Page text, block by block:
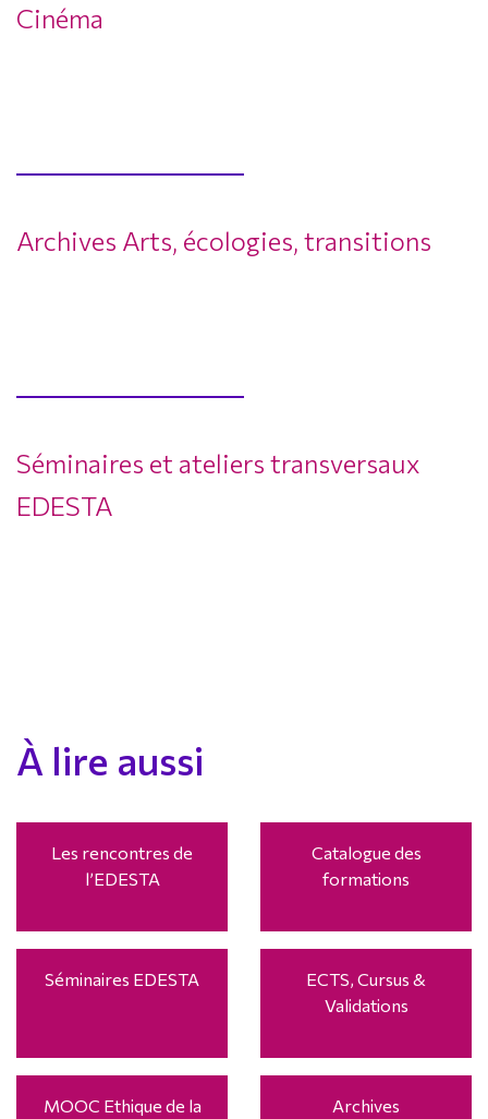
Cinéma
Archives Arts, écologies, transitions
Séminaires et ateliers transversaux
EDESTA
À lire aussi
Les rencontres de
l’EDESTA
Catalogue des
formations
Séminaires EDESTA
ECTS, Cursus &
Validations
MOOC Ethique de la
Archives